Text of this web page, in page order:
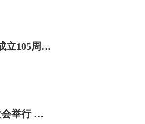
大理日报 | 我州组织党员干部集中收听收看庆祝中国共产党成立105周年大会直播
大理日报 | 中国共产党成立105周年大理州“两优一先”表彰大会举行 杨国宗讲话 张剑萍程鹏出席